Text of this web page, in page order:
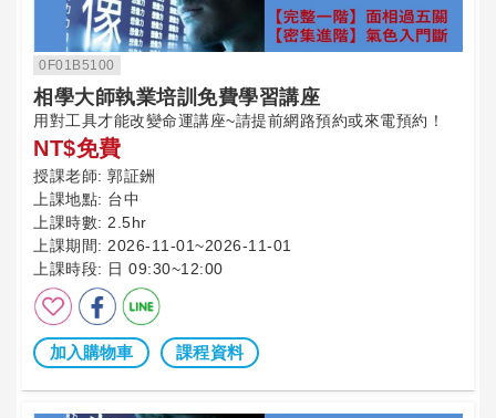
0F01B5100
相學大師執業培訓免費學習講座
用對工具才能改變命運講座~請提前網路預約或來電預約！
NT$免費
授課老師: 郭証銂
上課地點: 台中
上課時數: 2.5hr
上課期間: 2026-11-01~2026-11-01
上課時段: 日 09:30~12:00
加入購物車 課程資料